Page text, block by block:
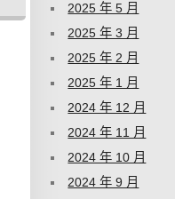
2025 年 5 月
2025 年 3 月
2025 年 2 月
2025 年 1 月
2024 年 12 月
2024 年 11 月
2024 年 10 月
2024 年 9 月